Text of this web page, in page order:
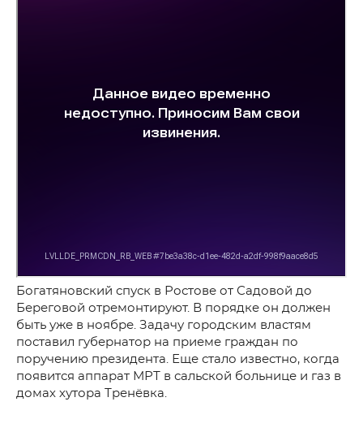
Богатяновский спуск в Ростове от Садовой до
Береговой отремонтируют. В порядке он должен
быть уже в ноябре. Задачу городским властям
поставил губернатор на приеме граждан по
поручению президента. Еще стало известно, когда
появится аппарат МРТ в сальской больнице и газ в
домах хутора Тренёвка.